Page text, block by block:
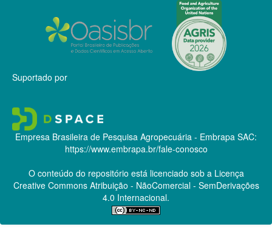
Suportado por
Empresa Brasileira de Pesquisa Agropecuária - Embrapa SAC:
https://www.embrapa.br/fale-conosco
O conteúdo do repositório está licenciado sob a Licença
Creative CommonsAtribuição - NãoComercial - SemDerivações
4.0 Internacional.